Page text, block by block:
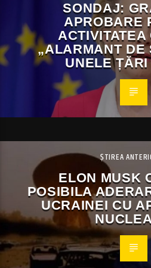
SONDAJ:
APROBARE
ACTIVITATEA
„ALARMANT DE
UNELE
ȘTIREA
ELON MUSK
POSIBILA
UCRAINEI CU